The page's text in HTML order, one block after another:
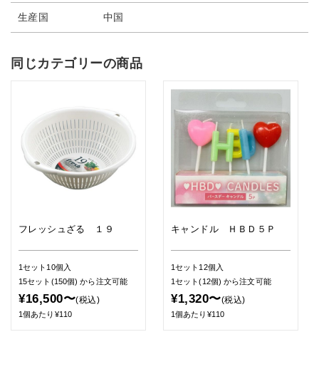
生産国 中国
同じカテゴリーの商品
フレッシュざる １９
1セット10個入
15セット(150個)から注文可能
¥16,500〜(税込)
1個あたり¥110
キャンドル ＨＢＤ５Ｐ
1セット12個入
1セット(12個)から注文可能
¥1,320〜(税込)
1個あたり¥110